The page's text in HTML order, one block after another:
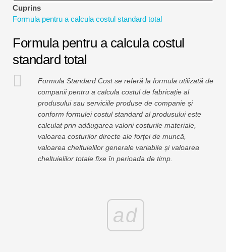
Tutoriale de modelare financiară
Formular complet
Tutoriale de gestionare a riscurilor
Cuprins
Formula pentru a calcula costul standard total
Formula pentru a calcula costul
standard total
Formula Standard Cost se referă la formula utilizată de
companii pentru a calcula costul de fabricație al
produsului sau serviciile produse de companie și
conform formulei costul standard al produsului este
calculat prin adăugarea valorii costurile materiale,
valoarea costurilor directe ale forței de muncă,
valoarea cheltuielilor generale variabile și valoarea
cheltuielilor totale fixe în perioada de timp.
ad